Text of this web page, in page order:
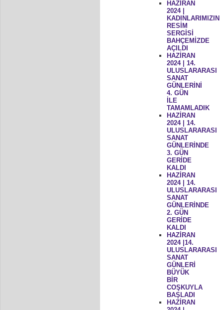
HAZİRAN
2024 |
KADINLARIMIZIN
RESİM
SERGİSİ
BAHÇEMİZDE
AÇILDI
HAZİRAN
2024 | 14.
ULUSLARARASI
SANAT
GÜNLERİNİ
4. GÜN
İLE
TAMAMLADIK
HAZİRAN
2024 | 14.
ULUSLARARASI
SANAT
GÜNLERİNDE
3. GÜN
GERİDE
KALDI
HAZİRAN
2024 | 14.
ULUSLARARASI
SANAT
GÜNLERİNDE
2. GÜN
GERİDE
KALDI
HAZİRAN
2024 |14.
ULUSLARARASI
SANAT
GÜNLERİ
BÜYÜK
BİR
COŞKUYLA
BAŞLADI
HAZİRAN